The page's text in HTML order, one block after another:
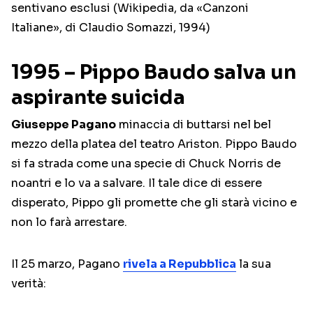
sentivano esclusi (Wikipedia, da «Canzoni
Italiane», di Claudio Somazzi, 1994)
1995 – Pippo Baudo salva un
aspirante suicida
Giuseppe Pagano minaccia di buttarsi nel bel
mezzo della platea del teatro Ariston. Pippo Baudo
si fa strada come una specie di Chuck Norris de
noantri e lo va a salvare. Il tale dice di essere
disperato, Pippo gli promette che gli starà vicino e
non lo farà arrestare.
Il 25 marzo, Pagano rivela a Repubblica la sua
verità: